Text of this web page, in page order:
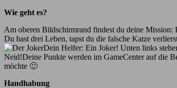
Wie geht es?
Am oberen Bildschirmrand findest du deine
Du hast drei Leben, tapst du die falsche Katze
Dein Helfer: Ein Joker! Unten links
Neid!Deine Punkte werden im GameCenter auf die
möchte 🙂
Handhabung